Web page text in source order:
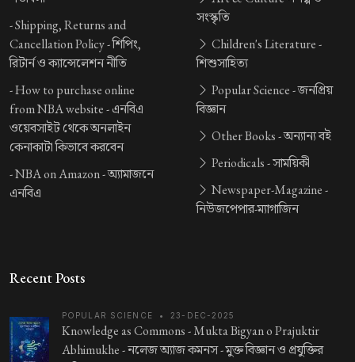
-Shipping, Returns and
Cancellation Policy -শিপিং,
রিটার্ন ও ক্যান্সেলেশন নীতি
-How to purchase online
from NBA website -এনবিএ
ওয়েবসাইট থেকে অনলাইন
কেনাকাটা কিভাবে করবেন
-NBA on Amazon -অ্যামাজনে
এনবিএ
সংস্কৃতি
Children's Literature -
শিশুসাহিত্য
Popular Science -জনপ্রিয়
বিজ্ঞান
Other Books -অন্যান্য বই
Periodicals -সাময়িকী
Newspaper-Magazine -
নিউজপেপার-ম্যাগাজিন
Recent Posts
POPULAR SCIENCE • 23-DEC-2025
Knowledge as Commons - Mukta Bigyan o Prajuktir
Abhimukhe -নলেজ অ্যাজ কমনস - মুক্ত বিজ্ঞান ও প্রযুক্তির